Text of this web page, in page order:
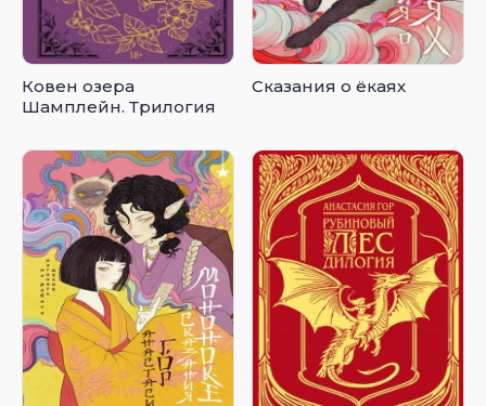
Ковен озера
Шамплейн. Трилогия
Сказания о ёкаях